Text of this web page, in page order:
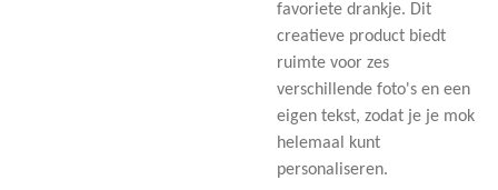
favoriete drankje. Dit
creatieve product biedt
ruimte voor zes
verschillende foto's en een
eigen tekst, zodat je je mok
helemaal kunt
personaliseren.